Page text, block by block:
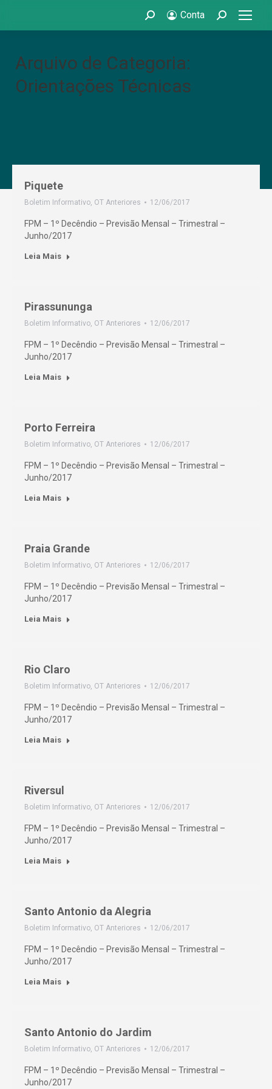
Search: Conta Search:
Arquivo de Categoria:
Orientações Técnicas
Piquete
Boletim Informativo, OT Anteriores 12/06/2017
FPM – 1º Decêndio – Previsão Mensal – Trimestral –
Junho/2017
Leia Mais
Pirassununga
Boletim Informativo, OT Anteriores 12/06/2017
FPM – 1º Decêndio – Previsão Mensal – Trimestral –
Junho/2017
Leia Mais
Porto Ferreira
Boletim Informativo, OT Anteriores 12/06/2017
FPM – 1º Decêndio – Previsão Mensal – Trimestral –
Junho/2017
Leia Mais
Praia Grande
Boletim Informativo, OT Anteriores 12/06/2017
FPM – 1º Decêndio – Previsão Mensal – Trimestral –
Junho/2017
Leia Mais
Rio Claro
Boletim Informativo, OT Anteriores 12/06/2017
FPM – 1º Decêndio – Previsão Mensal – Trimestral –
Junho/2017
Leia Mais
Riversul
Boletim Informativo, OT Anteriores 12/06/2017
FPM – 1º Decêndio – Previsão Mensal – Trimestral –
Junho/2017
Leia Mais
Santo Antonio da Alegria
Boletim Informativo, OT Anteriores 12/06/2017
FPM – 1º Decêndio – Previsão Mensal – Trimestral –
Junho/2017
Leia Mais
Santo Antonio do Jardim
Boletim Informativo, OT Anteriores 12/06/2017
FPM – 1º Decêndio – Previsão Mensal – Trimestral –
Junho/2017